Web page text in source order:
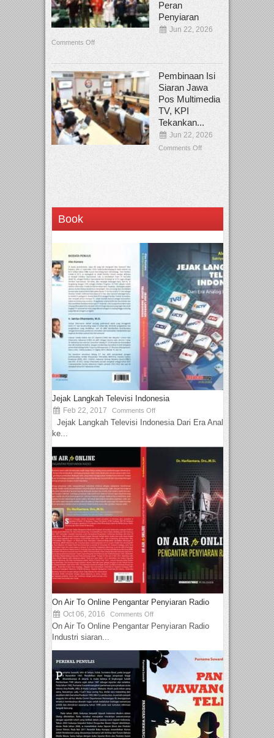
Peran
Penyiaran
Jun 22, 2026
Comments Off
Pembinaan Isi
Siaran Jawa
Pos Multimedia
TV, KPI
Tekankan...
Jun 22, 2026
Comments Off
Book
Jejak Langkah Televisi Indonesia
Feb 22, 2017 Comments Off
Jejak Langkah Televisi Indonesia Dari Era Analog
ke...
On Air To Online Pengantar Penyiaran Radio
Oct 06, 2016 Comments Off
On Air To Online Pengantar Penyiaran Radio
Industri siaran...